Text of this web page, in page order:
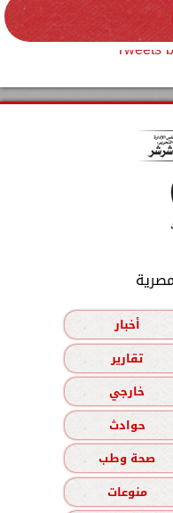
Tweets
أخبار
تقارير
خارجي
حوادث
صحة وطب
منوعات